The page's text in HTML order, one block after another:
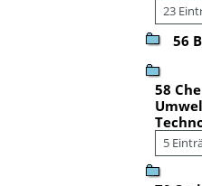
23
56
58
5